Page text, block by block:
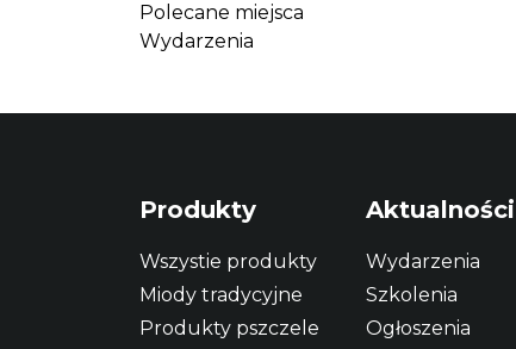
Polecane miejsca
Wydarzenia
Produkty
Wszystie produkty
Miody tradycyjne
Produkty pszczele
Aktualności
Wydarzenia
Szkolenia
Ogłoszenia